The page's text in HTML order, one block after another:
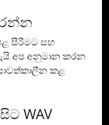
සීරීමට සහ
අප අනුමාන කරන
කළ
WAV